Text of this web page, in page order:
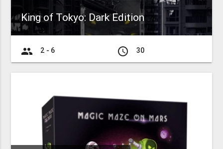
King of Tokyo: Dark Edition
group 2 - 6 access_time 30